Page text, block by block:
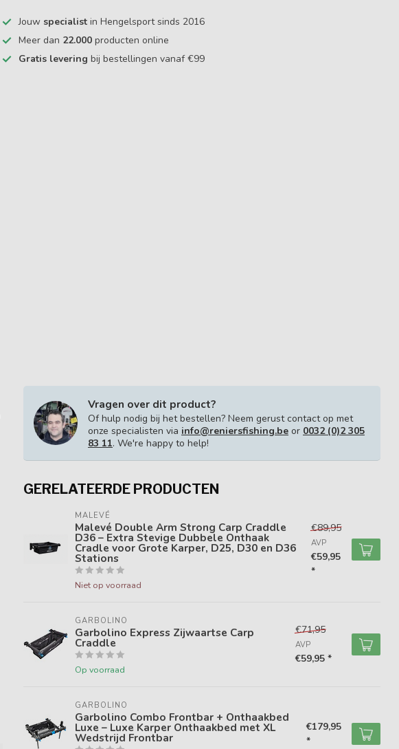
Jouw specialist in Hengelsport sinds 2016
Meer dan 22.000 producten online
Gratis levering bij bestellingen vanaf €99
Vragen over dit product?
Of hulp nodig bij het bestellen? Neem gerust contact op met
onze specialisten via info@reniersfishing.be or 0032 (0)2 305
83 11. We're happy to help!
GERELATEERDE PRODUCTEN
MALEVÉ
Malevé Double Arm Strong Carp Craddle
D36 – Extra Stevige Dubbele Onthaak
Cradle voor Grote Karper, D25, D30 en D36
Stations
Niet op voorraad
€89,95
AVP
€59,95
*
GARBOLINO
Garbolino Express Zijwaartse Carp
Craddle
Op voorraad
€71,95
AVP
€59,95 *
GARBOLINO
Garbolino Combo Frontbar + Onthaakbed
Luxe – Luxe Karper Onthaakbed met XL
Wedstrijd Frontbar
€179,95
*